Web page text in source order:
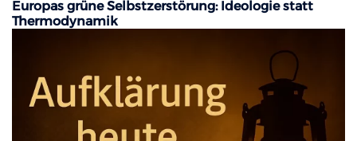
Europas grüne Selbstzerstörung: Ideologie statt
Thermodynamik